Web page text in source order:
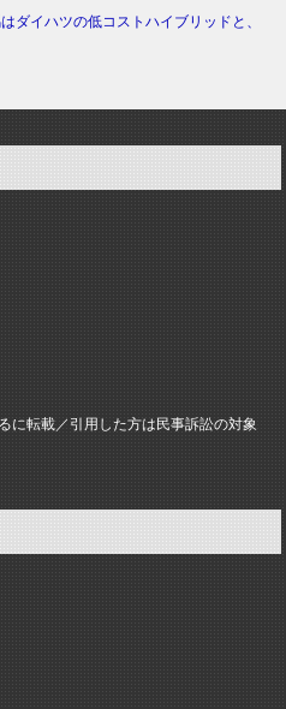
ダイハツの低コストハイブリッドと、
に転載／引用した方は民事訴訟の対象